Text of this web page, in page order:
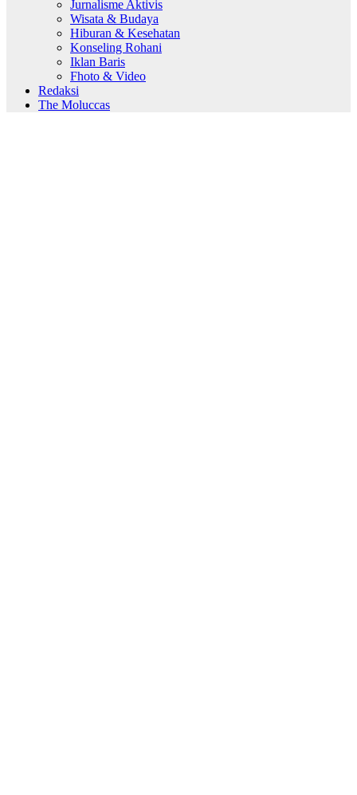
Jurnalisme Aktivis
Wisata & Budaya
Hiburan & Kesehatan
Konseling Rohani
Iklan Baris
Fhoto & Video
Redaksi
The Moluccas